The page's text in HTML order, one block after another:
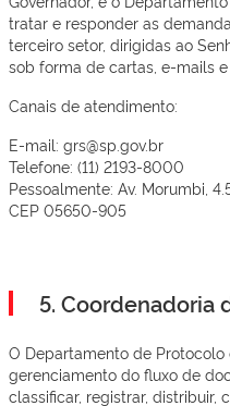
tratar e responder as
terceiro setor, dirigidas ao
sob forma de cartas, e-mails
Canais de atendimento:
E-mail: grs@sp.gov.br
Telefone: (11) 2193-8000
Pessoalmente: Av. Morumbi,
CEP 05650-905
5. Coordenadoria
O Departamento de
gerenciamento do fluxo de
classificar, registrar, distribuir,